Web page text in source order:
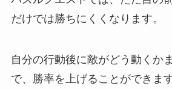
だけでは勝ちにくくなります。
自分の行動後に敵がどう動くか
で、勝率を上げることができます